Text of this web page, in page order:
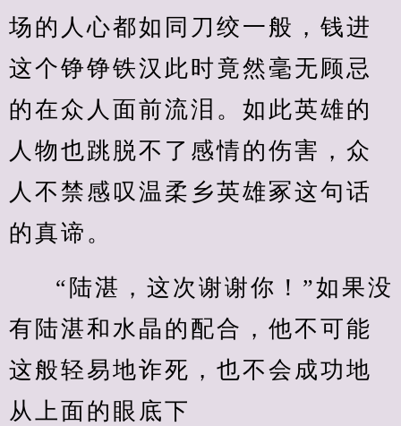
场的人心都如同刀绞一般，钱进
这个铮铮铁汉此时竟然毫无顾忌
的在众人面前流泪。如此英雄的
人物也跳脱不了感情的伤害，众
人不禁感叹温柔乡英雄冢这句话
的真谛。
“陆湛，这次谢谢你！”如果没
有陆湛和水晶的配合，他不可能
这般轻易地诈死，也不会成功地
从上面的眼底下